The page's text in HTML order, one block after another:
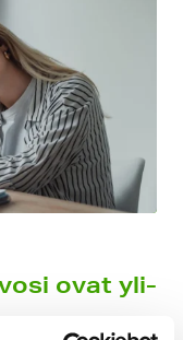
ovat yli­